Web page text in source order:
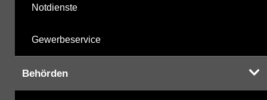
Notdienste
Gewerbeservice
Behörden